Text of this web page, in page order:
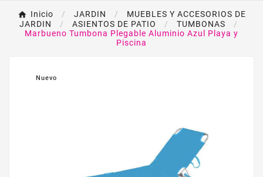
Inicio JARDIN
MUEBLES Y ACCESORIOS DE
JARDIN
ASIENTOS DE PATIO
TUMBONAS
Marbueno Tumbona Plegable Aluminio Azul Playa y
Piscina
Nuevo